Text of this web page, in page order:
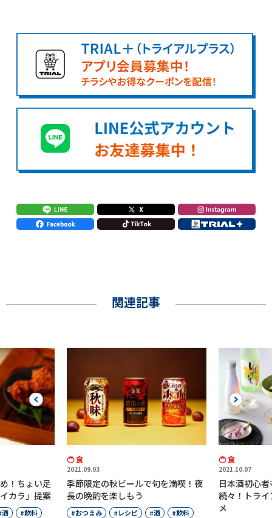
関連記事
Previous
！ちょい足
カラ」提案
酒 飲料
食
2021.09.03
季節限定の秋ビールで旬を満喫！夜
長の晩酌を楽しもう
おつまみ レシピ 酒 飲料
食
2021.10.07
日本酒初心
続々！トラ
メ
Next